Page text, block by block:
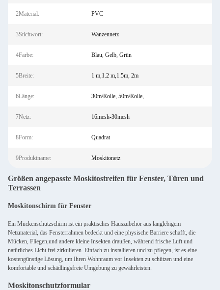
2Material: PVC
3Stichwort: Wanzennetz
4Farbe: Blau, Gelb, Grün
5Breite: 1 m,1.2 m,1.5m, 2m
6Länge: 30m/Rolle, 50m/Rolle,
7Netz: 16mesh-30mesh
8Form: Quadrat
9Produktname: Moskitonetz
Größen angepasste Moskitostreifen für Fenster, Türen und
Terrassen
Moskitonschirm für Fenster
Ein Mückenschutzschirm ist ein praktisches Hauszubehör aus langlebigem
Netzmaterial, das Fensterrahmen bedeckt und eine physische Barriere schafft, die
Mücken, Fliegen,und andere kleine Insekten draußen, während frische Luft und
natürliches Licht frei zirkulieren. Einfach zu installieren und zu pflegen, ist es eine
kostengünstige Lösung, um Ihren Wohnraum vor Insekten zu schützen und eine
komfortable und schädlingsfreie Umgebung zu gewährleisten.
Moskitonschutzformular